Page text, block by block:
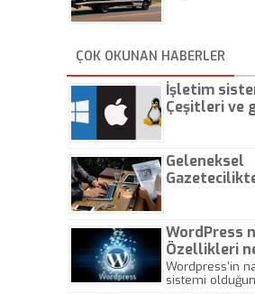
ÇOK OKUNAN HABERLER
İşletim
Çeşitleri ve
Geleneksel
WordPress
Özellikleri
Wordpress'in
sistemi